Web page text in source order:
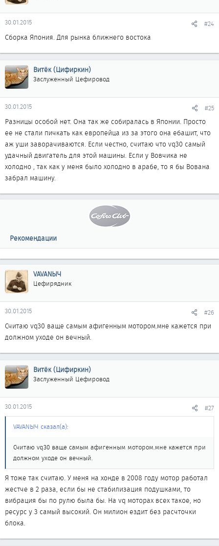
30.01.2015 #24
Сборка Япония. Для рынка ближнего востока
Витёк (Цифиркин)
Заслуженный Цефировод
30.01.2015 #25
Разницы особой нет. Она так же собиралась в Японии. Просто
ее не стали пичкать как европейца из за этого она ебашит, что
аж уши заворачиваются. Если честно, считаю что vq30 самый
удачный двигатель для этой машины. Если у Вовчика не
холодно , так как у меня было холодно в арабе, то я бы Вована
забрал машину.
Рекомендации
VAVANЫЧ
Цефирядник
30.01.2015 #26
Считаю vq30 ваще самым афигенным мотором.мне кажется при
должном уходе он вечный.
Витёк (Цифиркин)
Заслуженный Цефировод
30.01.2015 #27
VAVANЫЧ сказал(а):
Считаю vq30 ваще самым афигенным мотором.мне кажется при
должном уходе он вечный.
Я тоже так считаю. У меня на хонде в 2008 году мотор работал
жестче в 2 раза, если бы не стабилизация подушками, то
вибрация бы по рулю была бы. На vq моторах всех такое, но
ресурс у 3 самый высокий. Он милион ездит без расчточки
блока.